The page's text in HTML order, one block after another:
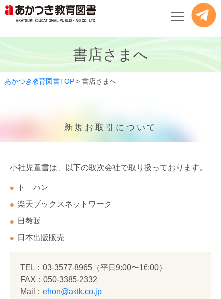
書店さまへ
あかつき教育図書TOP> 書店さまへ
新規お取引について
小社児童書は、以下の取次会社で取り扱っております。
トーハン
楽天ブックスネットワーク
日教販
日本出版販売
TEL：03-3577-8965（平日9:00〜16:00）
FAX：050-3385-2332
Mail： ehon@aktk.co.jp